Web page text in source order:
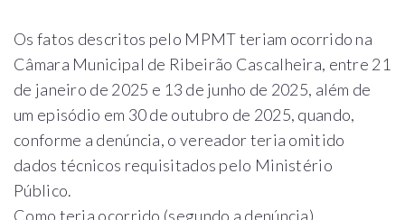
Os fatos descritos pelo MPMT teriam ocorrido na
Câmara Municipal de Ribeirão Cascalheira, entre 21
de janeiro de 2025 e 13 de junho de 2025, além de
um episódio em 30 de outubro de 2025, quando,
conforme a denúncia, o vereador teria omitido
dados técnicos requisitados pelo Ministério
Público.
Como teria ocorrido (segundo a denúncia)